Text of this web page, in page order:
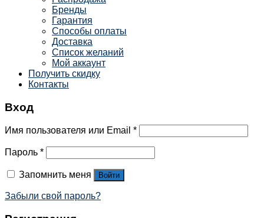
Бренды
Гарантия
Способы оплаты
Доставка
Список желаний
Мой аккаунт
Получить скидку
Контакты
Вход
Имя пользователя или Email *
Пароль *
Запомнить меня Войти
Забыли свой пароль?